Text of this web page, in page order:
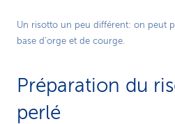
Un risotto un peu différent: on peut
base d’orge et de courge.
Préparation du
perlé